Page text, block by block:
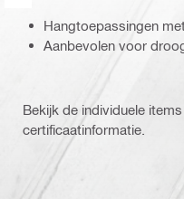
Hangtoepassingen
Aanbevolen voor
Bekijk de individuele
certificaatinformatie.